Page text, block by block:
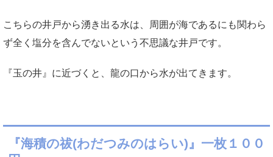
こちらの井戸から湧き出る水は、周囲が海であるにも関わら
ず全く塩分を含んでないという不思議な井戸です。
『玉の井』に近づくと、龍の口から水が出てきます。
『海積の祓(わだつみのはらい)』一枚１００